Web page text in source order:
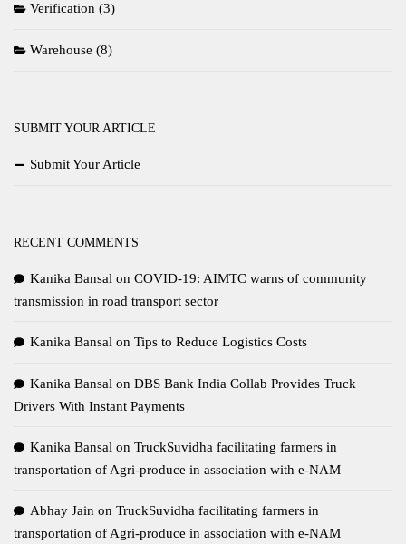
Verification (3)
Warehouse (8)
SUBMIT YOUR ARTICLE
Submit Your Article
RECENT COMMENTS
Kanika Bansal on COVID-19: AIMTC warns of community
transmission in road transport sector
Kanika Bansal on Tips to Reduce Logistics Costs
Kanika Bansal on DBS Bank India Collab Provides Truck
Drivers With Instant Payments
Kanika Bansal on TruckSuvidha facilitating farmers in
transportation of Agri-produce in association with e-NAM
Abhay Jain on TruckSuvidha facilitating farmers in
transportation of Agri-produce in association with e-NAM